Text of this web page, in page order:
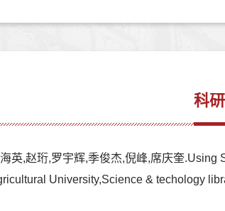
科
英,赵珩,罗宇辉,季俊杰,倪峰,席庆奎
University,Science & techology